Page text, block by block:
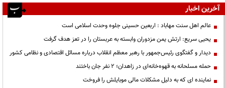
آخرین اخبار
عالم اهل سنت مهاباد : اربعین حسینی جلوه وحدت اسلامی است
یحیی سریع: ارتش یمن مزدوران وابسته به عربستان را در تعز هدف گرفت
دیدار و گفتگوی رئیس‌جمهور با رهبر معظم انقلاب درباره مسائل اقتصادی و نظامی کشور
حمله مسلحانه به قهوه‌خانه‌ای در زاهدان؛ ۲ نفر جان باختند
نماینده ای که به دلیل مشکلات مالی موبایلش را فروخت